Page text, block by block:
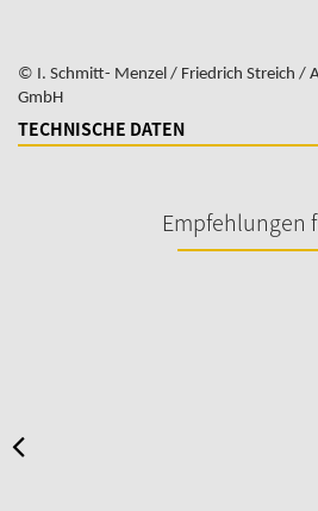
© I. Schmitt- Menzel / Friedrich Streich /
GmbH
TECHNISCHE DATEN
Empfehlungen